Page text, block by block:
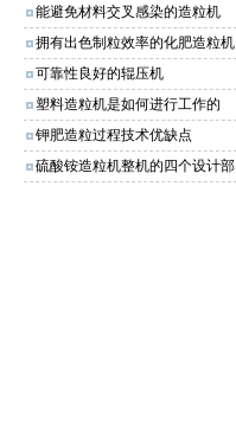
能避免材料交叉感染的造粒机
拥有出色制粒效率的化肥造粒机
可靠性良好的辊压机
塑料造粒机是如何进行工作的
钾肥造粒过程技术优缺点
硫酸铵造粒机整机的四个设计部